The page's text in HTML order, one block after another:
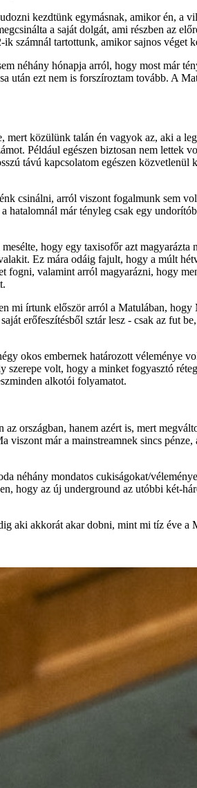
kezdtünk egymásnak, amikor én, a
a saját dolgát, ami részben az
számnál tartottunk, amikor sajnos véget
néhány hónapja arról, hogy most már
után ezt nem is forszíroztam tovább. A
közülünk talán én vagyok az, aki a
Például egészen biztosan nem
távú kapcsolatom egészen
csinálni, arról viszont fogalmunk sem
már tényleg csak egy
hogy egy taxisofőr azt
Ez mára odáig fajult, hogy a múlt
valamint arról magyarázni, hogy
mi írtunk először arról a Matulában,
erőfeszítésből sztár lesz - csak az fut
okos embernek határozott véleménye
volt, hogy a minket fogyasztó
alkotói folyamatot.
országban, hanem azért is, mert
már a mainstreamnek sincs
néhány mondatos cukiságokat/
hogy az új underground az utóbbi két-
aki akkorát akar dobni, mint mi tíz éve a